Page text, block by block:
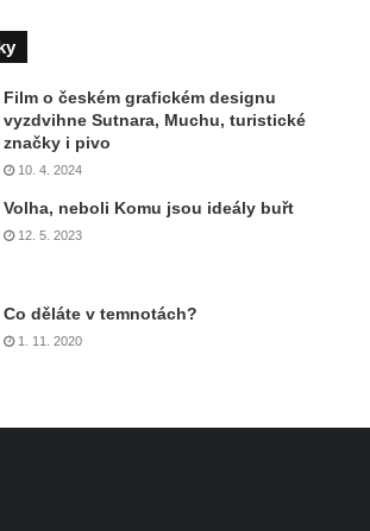
Film o českém grafickém designu
vyzdvihne Sutnara, Muchu, turistické
značky i pivo
10. 4. 2024
Volha, neboli Komu jsou ideály buřt
12. 5. 2023
Co děláte v temnotách?
1. 11. 2020